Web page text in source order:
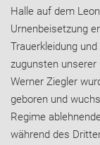
Halle auf dem
Urnenbeisetzung
Trauerkleidung
zugunsten
Werner Ziegler
geboren und
Regime
während des